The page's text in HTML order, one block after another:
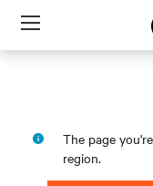
Menu
The page
region.